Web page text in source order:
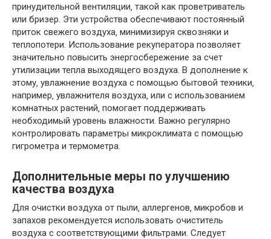
принудительной вентиляции‚ такой как проветриватель
или бризер. Эти устройства обеспечивают постоянный
приток свежего воздуха‚ минимизируя сквозняки и
теплопотери. Использование рекуператора позволяет
значительно повысить энергосбережение за счет
утилизации тепла выходящего воздуха. В дополнение к
этому‚ увлажнение воздуха с помощью бытовой техники‚
например‚ увлажнителя воздуха‚ или с использованием
комнатных растений‚ помогает поддерживать
необходимый уровень влажности. Важно регулярно
контролировать параметры микроклимата с помощью
гигрометра и термометра.
Дополнительные меры по улучшению
качества воздуха
Для очистки воздуха от пыли‚ аллергенов‚ микробов и
запахов рекомендуется использовать очиститель
воздуха с соответствующими фильтрами. Следует